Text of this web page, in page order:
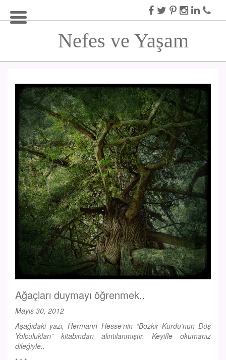
Nefes ve Yaşam
Ağaçları duymayı öğrenmek..
Mayıs 30, 2012
Aşağıdaki yazı, Hermann Hesse’nin “Bozkır Kurdu’nun Düş
Yolculukları” kitabından alıntılanmıştır. Keyifle okumanız
dileğiyle..